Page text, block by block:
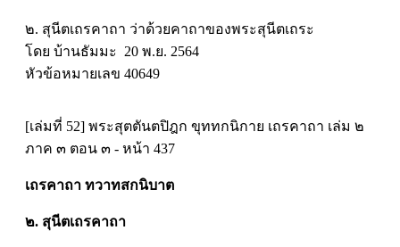
๒. สุนีตเถรคาถา ว่าด้วยคาถาของพระสุนีตเถระ
โดย บ้านธัมมะ 20 พ.ย. 2564
หัวข้อหมายเลข 40649
[เล่มที่ 52] พระสุตตันตปิฎก ขุททกนิกาย เถรคาถา เล่ม ๒
ภาค ๓ ตอน ๓ - หน้า 437
เถรคาถา ทวาทสกนิบาต
๒. สุนีตเถรคาถา